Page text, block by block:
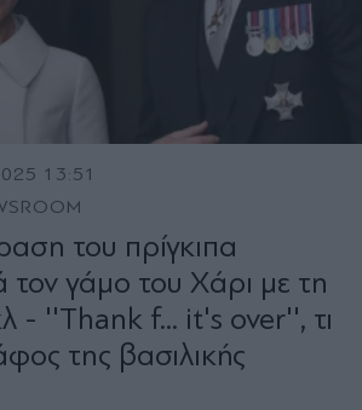
13:51
του πρίγκιπα
τον γάμο του Χάρι με τη
- ''Thank f... it's over'', τι
της βασιλικής